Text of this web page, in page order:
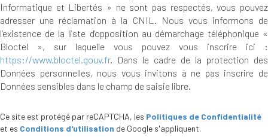
Informatique et Libertés » ne sont pas respectés, vous pouvez
adresser une réclamation à la CNIL. Nous vous informons de
l’existence de la liste d'opposition au démarchage téléphonique «
Bloctel », sur laquelle vous pouvez vous inscrire ici :
https://www.bloctel.gouv.fr. Dans le cadre de la protection des
Données personnelles, nous vous invitons à ne pas inscrire de
Données sensibles dans le champ de saisie libre.
Ce site est protégé par reCAPTCHA, les Politiques de Confidentialité
et es Conditions d'utilisation de Google s'appliquent.